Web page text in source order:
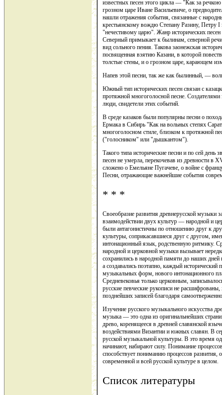
известных песен этого цикла — "Как за
грозном царе Иване Васильевиче, о
нашли отражения события, связанные с
крестьянскому вождю Степану Разину, Петру
"нечестивому царю". Жанр исторических
Северный примыкает к былинам, северной
вид сольного пения. Такова заонежская
посвященная взятию Казани, в которой
толстые стены, и о грозном царе, карающем
Напев этой песни, так же как былинный, —
Южный тип исторических песен связан с
протяжной многоголосной песне.
люди, свидетели этих событий.
В среде казаков были популярны песни о
Ермака в Сибирь "Как на вольных степях
многоголосном стиле, близком к протяжной
("голосником" или "дышкантом").
Такого типа исторические песни и по сей день
песен не умерла, перекочевав из древности
сложено о Емельяне Пугачеве, о войне с
Песни, отражающие важнейшие события
* * *
Своеобразие развития древнерусской музыки
взаимодействии двух культур — народной и
были антагонистичны по отношению друг к
культуры, соприкасавшиеся друг с другом,
интонационный язык, родственную ритмику.
народной и церковной музыки вызывает
сохранились в народной памяти до наших дней
а создавались поэтапно, каждый
музыкальных форм, нового интонационного
Средневековья только церковным,
русские певческие рукописи не
позднейших записей благодаря
Изучение русского музыкального искусства
музыка — это одна из оригинальнейших
древо, коренящееся в древней славянской
воздействиями Византии и южных славян. В
русской музыкальной культуры. В это время
начинают, набирают силу. Понимание
способствует пониманию процессов
современной и всей русской культуре в целом.
Список литературы